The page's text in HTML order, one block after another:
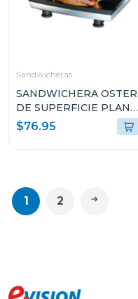
Sandwicheras
SANDWICHERA OSTER
DE SUPERFICIE PLANA
ANTI-ADHERENTE
CKSTSM3884
$76.95
1 2